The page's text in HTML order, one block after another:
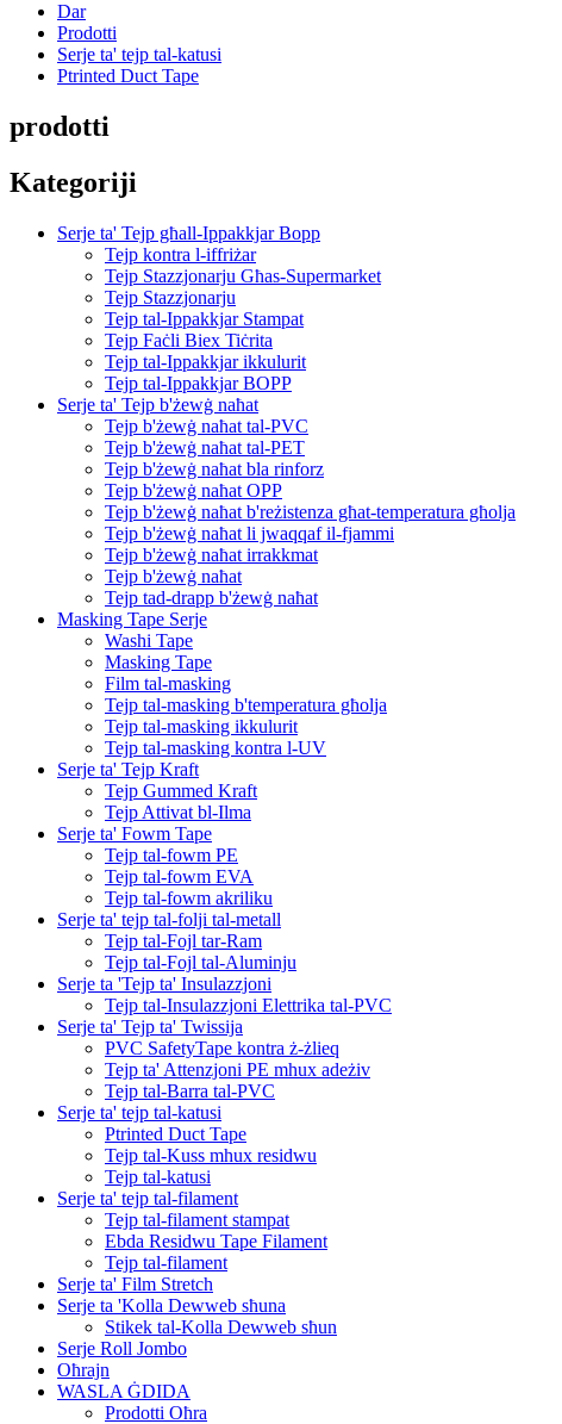
Dar
Prodotti
Serje ta' tejp tal-katusi
Ptrinted Duct Tape
prodotti
Kategoriji
Serje ta' Tejp għall-Ippakkjar Bopp
Tejp kontra l-iffriżar
Tejp Stazzjonarju Għas-Supermarket
Tejp Stazzjonarju
Tejp tal-Ippakkjar Stampat
Tejp Faċli Biex Tiċrita
Tejp tal-Ippakkjar ikkulurit
Tejp tal-Ippakkjar BOPP
Serje ta' Tejp b'żewġ naħat
Tejp b'żewġ naħat tal-PVC
Tejp b'żewġ naħat tal-PET
Tejp b'żewġ naħat bla rinforz
Tejp b'żewġ naħat OPP
Tejp b'żewġ naħat b'reżistenza għat-temperatura għolja
Tejp b'żewġ naħat li jwaqqaf il-fjammi
Tejp b'żewġ naħat irrakkmat
Tejp b'żewġ naħat
Tejp tad-drapp b'żewġ naħat
Masking Tape Serje
Washi Tape
Masking Tape
Film tal-masking
Tejp tal-masking b'temperatura għolja
Tejp tal-masking ikkulurit
Tejp tal-masking kontra l-UV
Serje ta' Tejp Kraft
Tejp Gummed Kraft
Tejp Attivat bl-Ilma
Serje ta' Fowm Tape
Tejp tal-fowm PE
Tejp tal-fowm EVA
Tejp tal-fowm akriliku
Serje ta' tejp tal-folji tal-metall
Tejp tal-Fojl tar-Ram
Tejp tal-Fojl tal-Aluminju
Serje ta 'Tejp ta' Insulazzjoni
Tejp tal-Insulazzjoni Elettrika tal-PVC
Serje ta' Tejp ta' Twissija
PVC SafetyTape kontra ż-żlieq
Tejp ta' Attenzjoni PE mhux adeżiv
Tejp tal-Barra tal-PVC
Serje ta' tejp tal-katusi
Ptrinted Duct Tape
Tejp tal-Kuss mhux residwu
Tejp tal-katusi
Serje ta' tejp tal-filament
Tejp tal-filament stampat
Ebda Residwu Tape Filament
Tejp tal-filament
Serje ta' Film Stretch
Serje ta 'Kolla Dewweb sħuna
Stikek tal-Kolla Dewweb sħun
Serje Roll Jombo
Oħrajn
WASLA ĠDIDA
Prodotti Oħra